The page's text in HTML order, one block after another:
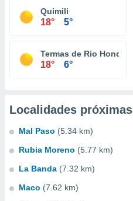
Quimili
18° 5°
Termas de Rio Hondo
18° 6°
Localidades próximas
Mal Paso (5.34 km)
Rubia Moreno (5.77 km)
La Banda (7.32 km)
Maco (7.62 km)